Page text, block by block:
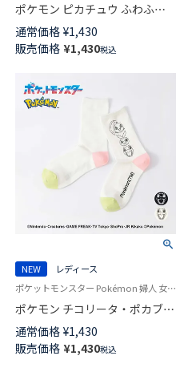
ポケモン ピカチュウ ふわふわ
フェイス クルー丈 カジュアル
ソックス レディース 日本製
03307023
通常価格 ¥1,430
販売価格 ¥1,430税込
NEW
レディース
ポケットモンスター Pokémon 婦人 女性 ギフト
ポケモン チコリータ・ポカブ・
ワニノコ プリント クルー丈 カ
ジュアル ソックス レディース
03307021
通常価格 ¥1,430
販売価格 ¥1,430税込